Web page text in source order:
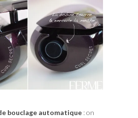
bouclage automatique: on